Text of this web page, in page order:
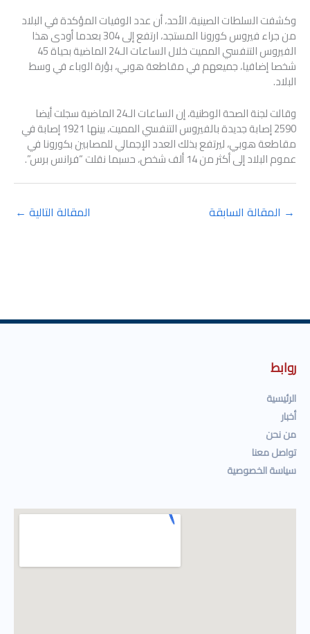
وكشفت السلطات الصينية، الأحد، أن عدد الوفيات المؤكدة في البلاد
من جراء فيروس كورونا المستجد، ارتفع إلى 304 بعدما أودى هذا
الفيروس التنفسي المميت خلال الساعات الـ24 الماضية بحياة 45
شخصا إضافيا، جميعهم في مقاطعة هوبي، بؤرة الوباء في وسط
البلاد.
وقالت لجنة الصحة الوطنية، إن الساعات الـ24 الماضية سجلت أيضا
2590 إصابة جديدة بالفيروس التنفسي المميت، بينها 1921 إصابة في
مقاطعة هوبي، ليرتفع بذلك العدد الإجمالي للمصابين بكورونا في
عموم البلاد إلى أكثر من 14 ألف شخص، حسبما نقلت “فرانس برس”.
→ المقالة السابقة المقالة التالية ←
روابط
الرئيسية
أخبار
من نحن
تواصل معنا
سياسة الخصوصية